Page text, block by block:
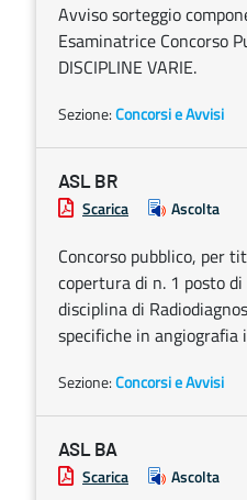
Avviso sorteggio
Esaminatrice Concorso
DISCIPLINE VARIE.
Sezione:Concorsi e Avvisi
ASL BR
Scarica Ascolta
Concorso pubblico, per
copertura di n. 1 posto
disciplina di
specifiche in
Sezione:Concorsi e Avvisi
ASL BA
Scarica Ascolta